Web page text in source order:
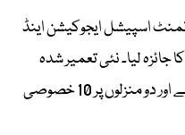
اسپیشل ایجوکیشن اینڈ
لیا۔ نئی تعمیر شدہ
عمارت 6,000 مربع فٹ پر مشتمل ہے اور دو منزلوں پر 10 خصوصی